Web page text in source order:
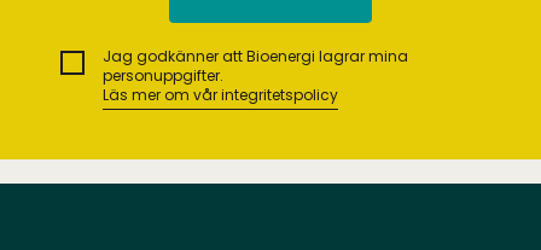
Jag godkänner att Bioenergi lagrar mina
personuppgifter.
Läs mer om vår integritetspolicy